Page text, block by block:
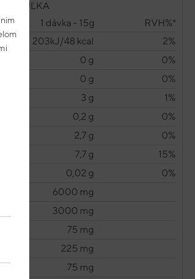
TABUĽKA
1 dávka - 15g
RVH%*
203kJ/48 kcal
2%
0 g
0%
0 g
0%
3 g
1%
0,2 g
0%
2,7 g
0%
7,7 g
15%
0,02 g
0%
6000 mg
3000 mg
75 mg
225 mg
75 mg